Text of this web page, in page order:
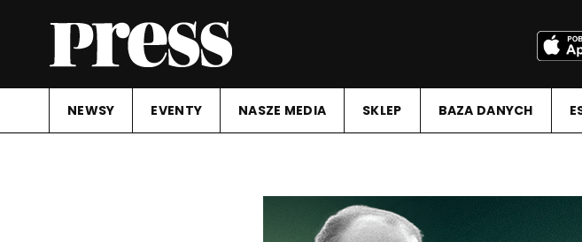
NEWSY EVENTY NASZE MEDIA SKLEP BAZA DANYCH